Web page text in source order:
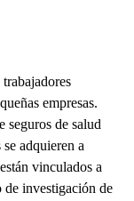
empresas.
seguros de salud
adquieren a
vinculados a
de investigación de